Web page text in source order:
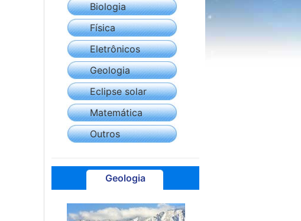
Biologia
Física
Eletrônicos
Geologia
Eclipse solar
Matemática
Outros
Geologia